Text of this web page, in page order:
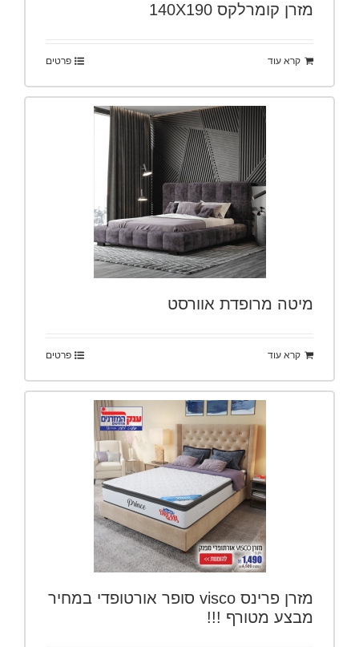
מזרן קומרלקס 140X190
קרא עוד פרטים
מיטה מרופדת אוורסט
קרא עוד פרטים
מזרן פרינס visco סופר אורטופדי במחיר
מבצע מטורף !!!